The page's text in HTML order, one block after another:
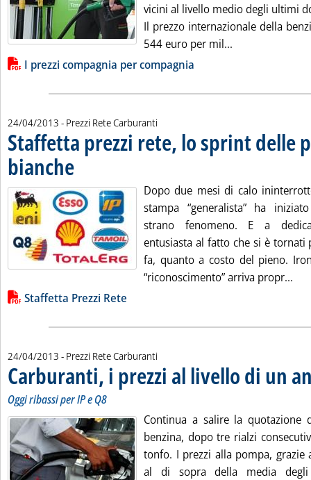
vicini al livello medio degli ultimi
Il prezzo internazionale della
544 euro per mil...
Lista allegati PDF alla notizia
I prezzi compagnia per compagnia
24/04/2013 - Prezzi Rete Carburanti
Staffetta prezzi rete, lo sprint delle
bianche . Pubblicata mercoledì 24 aprile 2013 alle 14.54.
Dopo due mesi di calo
stampa “generalista” ha
strano fenomeno. E a
entusiasta al fatto che si è
fa, quanto a costo del pieno.
“riconoscimento” arriva propr...
Lista allegati PDF alla notizia
Staffetta Prezzi Rete
24/04/2013 - Prezzi Rete Carburanti
Carburanti, i prezzi al livello di un
Oggi ribassi per IP e Q8
Continua a salire la quotazione
benzina, dopo tre rialzi
tonfo. I prezzi alla pompa,
al di sopra della media